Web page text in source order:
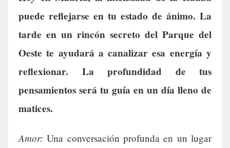
puede reflejarse en tu estado de ánimo. La
tarde en un rincón secreto del Parque del
Oeste te ayudará a canalizar esa energía y
reflexionar. La profundidad de tus
pensamientos será tu guía en un día lleno de
matices.
Amor: Una conversación profunda en un lugar